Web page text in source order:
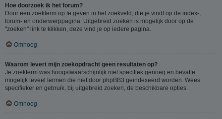
Hoe doorzoek ik het forum?
Door een zoekterm op te geven in het zoekveld, die je vindt op de index-,
forum- en onderwerppagina. Uitgebreid zoeken is mogelijk door op de
"zoeken" link te klikken, deze vind je op iedere pagina.
Omhoog
Waarom levert mijn zoekopdracht geen resultaten op?
Je zoekterm was hoogstwaarschijnlijk niet specifiek genoeg en bevatte
mogelijk teveel termen die niet door phpBB3 geïndexeerd worden. Wees
specifieker en gebruik, bij uitgebreid zoeken, de beschikbare opties.
Omhoog